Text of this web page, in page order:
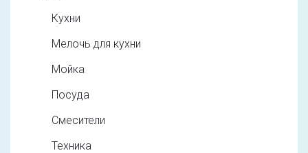
Кухни
Мелочь для кухни
Мойка
Посуда
Смесители
Техника